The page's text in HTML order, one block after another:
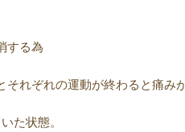
する為
それぞれの運動が終わると痛み
た状態。